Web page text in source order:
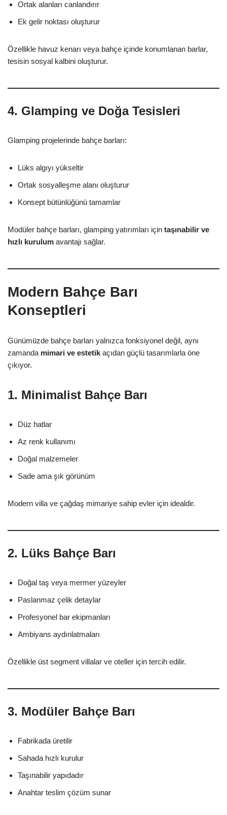
Ortak alanları canlandırır
Ek gelir noktası oluşturur
Özellikle havuz kenarı veya bahçe içinde konumlanan barlar,
tesisin sosyal kalbini oluşturur.
4. Glamping ve Doğa Tesisleri
Glamping projelerinde bahçe barları:
Lüks algıyı yükseltir
Ortak sosyalleşme alanı oluşturur
Konsept bütünlüğünü tamamlar
Modüler bahçe barları, glamping yatırımları için taşınabilir ve
hızlı kurulum avantajı sağlar.
Modern Bahçe Barı
Konseptleri
Günümüzde bahçe barları yalnızca fonksiyonel değil, aynı
zamanda mimari ve estetik açıdan güçlü tasarımlarla öne
çıkıyor.
1. Minimalist Bahçe Barı
Düz hatlar
Az renk kullanımı
Doğal malzemeler
Sade ama şık görünüm
Modern villa ve çağdaş mimariye sahip evler için idealdir.
2. Lüks Bahçe Barı
Doğal taş veya mermer yüzeyler
Paslanmaz çelik detaylar
Profesyonel bar ekipmanları
Ambiyans aydınlatmaları
Özellikle üst segment villalar ve oteller için tercih edilir.
3. Modüler Bahçe Barı
Fabrikada üretilir
Sahada hızlı kurulur
Taşınabilir yapıdadır
Anahtar teslim çözüm sunar